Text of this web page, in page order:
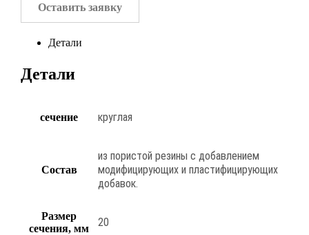
Оставить заявку
Детали
Детали
сечение круглая
Состав
из пористой резины с добавлением
модифицирующих и пластифицирующих
добавок.
Размер
сечения, мм
20